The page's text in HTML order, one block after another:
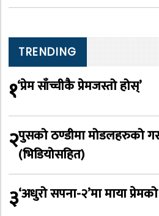
TRENDING
१‘प्रेम साँच्चीकै प्रेमजस्तो होस्’
२पुसको ठण्डीमा मोडलहरुको
(भिडियोसहित)
३‘अधुरो सपना-२’मा माया